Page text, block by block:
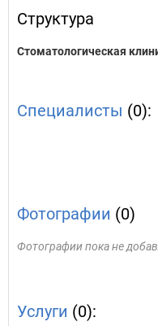
Структура
Стоматологическая
Специалисты (0):
Фотографии (0)
Фотографии пока не
Услуги (0):